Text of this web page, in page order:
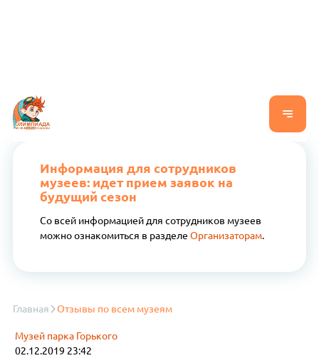
Информация для сотрудников
музеев: идет прием заявок на
будущий сезон
Со всей информацией для сотрудников музеев
можно ознакомиться в разделе Организаторам.
Главная Отзывы по всем музеям
Музей парка Горького
02.12.2019 23:42